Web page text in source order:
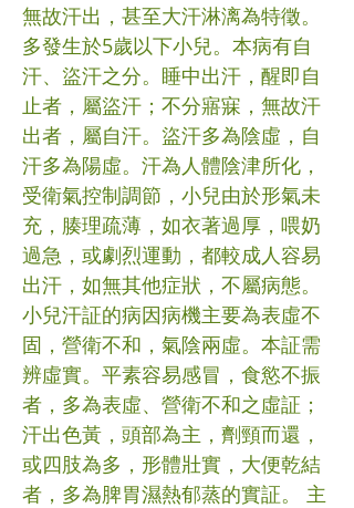
無故汗出，甚至大汗淋漓為特徵。
多發生於5歲以下小兒。本病有自
汗、盜汗之分。睡中出汗，醒即自
止者，屬盜汗；不分寤寐，無故汗
出者，屬自汗。盜汗多為陰虛，自
汗多為陽虛。汗為人體陰津所化，
受衛氣控制調節，小兒由於形氣未
充，腠理疏薄，如衣著過厚，喂奶
過急，或劇烈運動，都較成人容易
出汗，如無其他症狀，不屬病態。
小兒汗証的病因病機主要為表虛不
固，營衛不和，氣陰兩虛。本証需
辨虛實。平素容易感冒，食慾不振
者，多為表虛、營衛不和之虛証；
汗出色黃，頭部為主，劑頸而還，
或四肢為多，形體壯實，大便乾結
者，多為脾胃濕熱郁蒸的實証。 主